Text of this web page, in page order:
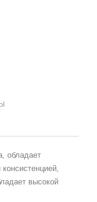
обладает
высокой